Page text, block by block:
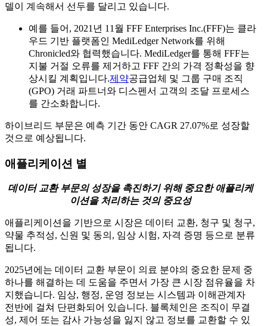
델이 계속해서 선두를 달리고 있습니다.
예를 들어, 2021년 11월 FFF Enterprises Inc.(FFF)는 클라
우드 기반 플랫폼인 MediLedger Network를 위해
Chronicled와 협력했습니다. MediLedger를 통해 FFF는
지불 거절 오류를 제거하고 FFF 간의 가격 정확성을 향
상시킬 계획입니다.제약공급업체 및 그룹 구매 조직
(GPO) 거래 파트너와 디스펜서 고객의 조달 프로세스
를 간소화합니다.
하이브리드 부문은 예측 기간 동안 CAGR 27.07%로 성장할
것으로 예상됩니다.
애플리케이션 별
데이터 교환 부문의 성장을 촉진하기 위해 중요한 애플리케
이션을 처리하는 것의 중요성
애플리케이션을 기반으로 시장은 데이터 교환, 청구 및 청구,
약물 추적성, 신원 및 동의, 임상 시험, 자격 증명 등으로 분류
됩니다.
2025년에는 데이터 교환 부문이 의료 분야의 중요한 문제 중
하나를 해결하는 데 도움을 주면서 가장 큰 시장 점유율을 차
지했습니다. 임상, 행정, ​​운영 정보는 시스템과 이해관계자
전반에 걸쳐 단편화되어 있습니다. 블록체인은 조직이 무결
성, 제어 또는 감사 가능성을 잃지 않고 정보를 교환할 수 있